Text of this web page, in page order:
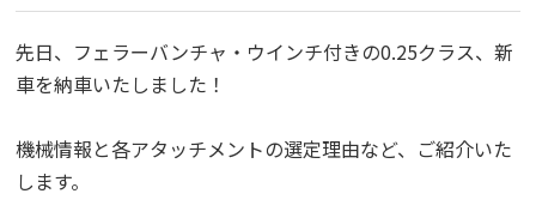
先日、フェラーバンチャ・ウインチ付きの0.25クラス、新
車を納車いたしました！
機械情報と各アタッチメントの選定理由など、ご紹介いた
します。